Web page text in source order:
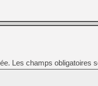
Les champs obligatoires